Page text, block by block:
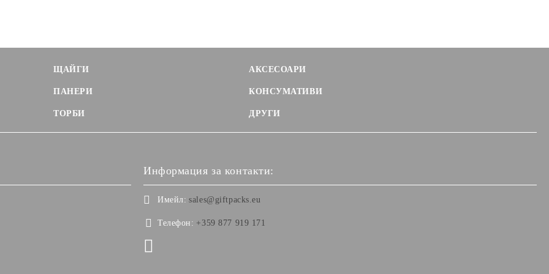
ЩАЙГИ
ПАНЕРИ
ТОРБИ
АКСЕСОАРИ
КОНСУМАТИВИ
ДРУГИ
Информация за контакти:
Имейл: sales@giftpacks.eu
Телефон: +359 877 919 171